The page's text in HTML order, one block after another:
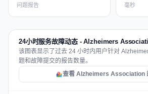
问题报告 毫秒
24小时服务故障动态 - Alzheimers
该图表显示了过去 24 小时内用户针对
题和故障提交的报告数量。
查看 Alzheimers Association